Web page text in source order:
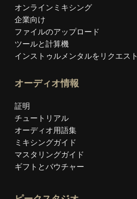
オンラインミキシング
企業向け
ファイルのアップロード
ツールと計算機
インストゥルメンタルをリクエスト
オーディオ情報
証明
チュートリアル
オーディオ用語集
ミキシングガイド
マスタリングガイド
ギフトとバウチャー